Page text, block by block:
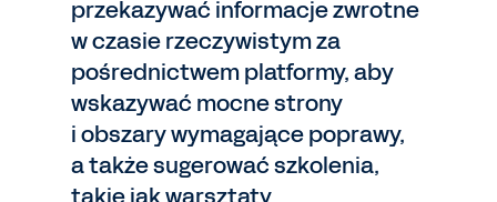
przekazywać informacje zwrotne
w czasie rzeczywistym za
pośrednictwem platformy, aby
wskazywać mocne strony
i obszary wymagające poprawy,
a także sugerować szkolenia,